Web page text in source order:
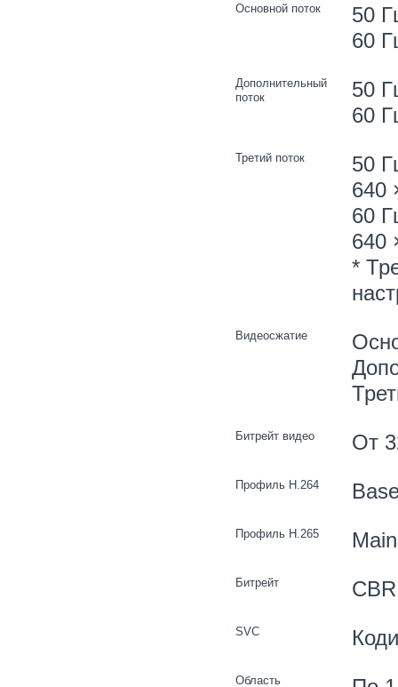
Основной поток
50
60
Дополнительный
поток
50
60
Третий поток
50
640
60
640
*
Видеосжатие
Битрейт видео От
Профиль H.264
Профиль H.265
Битрейт
SVC
Область